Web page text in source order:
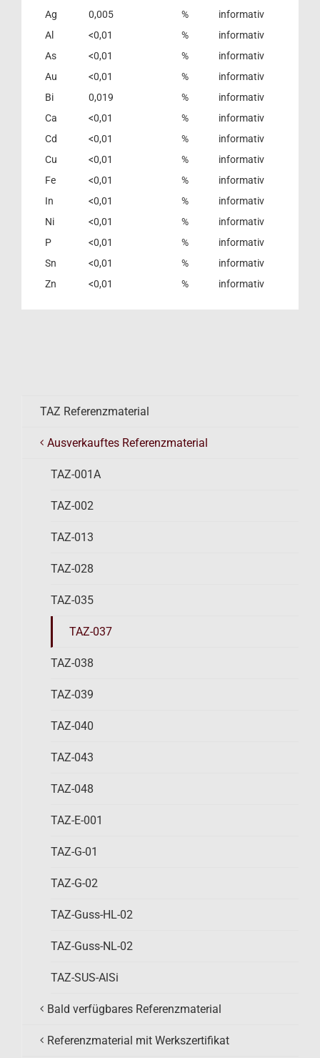
Ag
0,005 %
informativ
Al
<0,01 %
informativ
As
<0,01 %
informativ
Au
<0,01 %
informativ
Bi
0,019 %
informativ
Ca
<0,01 %
informativ
Cd
<0,01 %
informativ
Cu
<0,01 %
informativ
Fe
<0,01 %
informativ
In
<0,01 %
informativ
Ni
<0,01 %
informativ
P
<0,01 %
informativ
Sn
<0,01 %
informativ
Zn
<0,01 % informativ
TAZ Referenzmaterial
Ausverkauftes Referenzmaterial
TAZ-001A
TAZ-002
TAZ-013
TAZ-028
TAZ-035
TAZ-037
TAZ-038
TAZ-039
TAZ-040
TAZ-043
TAZ-048
TAZ-E-001
TAZ-G-01
TAZ-G-02
TAZ-Guss-HL-02
TAZ-Guss-NL-02
TAZ-SUS-AlSi
Bald verfügbares Referenzmaterial
Referenzmaterial mit Werkszertifikat